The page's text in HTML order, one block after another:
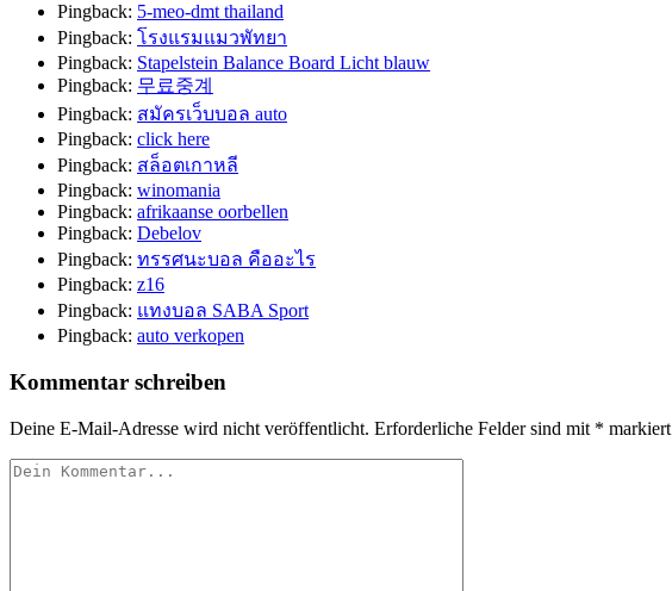
Pingback: 5-meo-dmt thailand
Pingback: โรงแรมแมวพัทยา
Pingback: Stapelstein Balance Board Licht blauw
Pingback: 무료중계
Pingback: สมัครเว็บบอล auto
Pingback: click here
Pingback: สล็อตเกาหลี
Pingback: winomania
Pingback: afrikaanse oorbellen
Pingback: Debelov
Pingback: ทรรศนะบอล คืออะไร
Pingback: z16
Pingback: แทงบอล SABA Sport
Pingback: auto verkopen
Kommentar schreiben
Deine E-Mail-Adresse wird nicht veröffentlicht. Erforderliche Felder sind mit * markiert